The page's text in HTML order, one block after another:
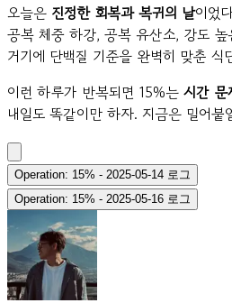
오늘은 진정한 회복과 복귀의 날이었
공복 체중 하강, 공복 유산소, 강도 높
거기에 단백질 기준을 완벽히 맞춘 식
이런 하루가 반복되면 15%는 시간 문
내일도 똑같이만 하자. 지금은 밀어붙
Operation: 15% - 2025-05-14 로그
Operation: 15% - 2025-05-16 로그